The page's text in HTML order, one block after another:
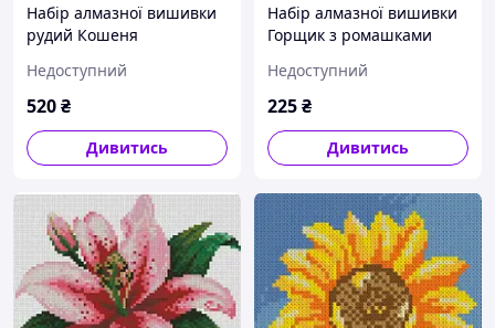
Набір алмазної вишивки
рудий Кошеня
Недоступний
520₴
Дивитись
Набір алмазної вишивки
Горщик з ромашками
Недоступний
225₴
Дивитись